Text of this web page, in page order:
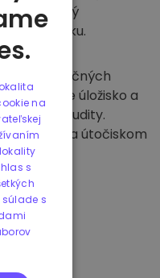
Každý
peňaženku.
a ich finančných
offline úložisko a
audity.
platforma útočiskom
na
s
s